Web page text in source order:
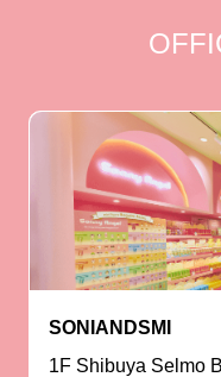
SONIANDSMI
1F Shibuya Selmo